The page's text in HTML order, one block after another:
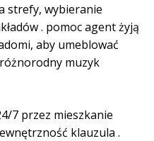
strefy, wybieranie
. pomoc agent żyją
aby umeblować
muzyk
7 przez mieszkanie
klauzula .